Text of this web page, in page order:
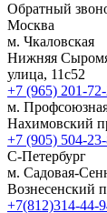
Обратный
Москва
м. Чкаловская
Нижняя
улица, 11с52
+7 (965) 201-
м.
Нахимовский
+7 (905) 504-
С-Петербург
м. Садовая-
Вознесенский
+7(812)314-44-